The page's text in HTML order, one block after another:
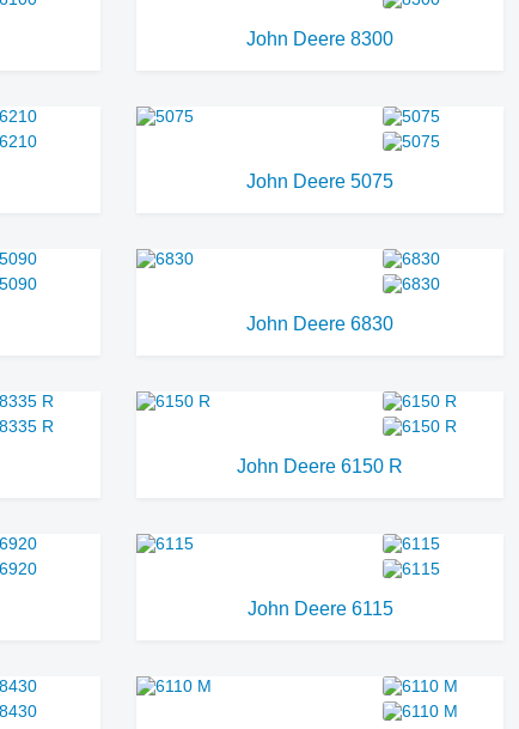
John Deere 8300
John Deere 5075
John Deere 6830
John Deere 6150 R
John Deere 6115